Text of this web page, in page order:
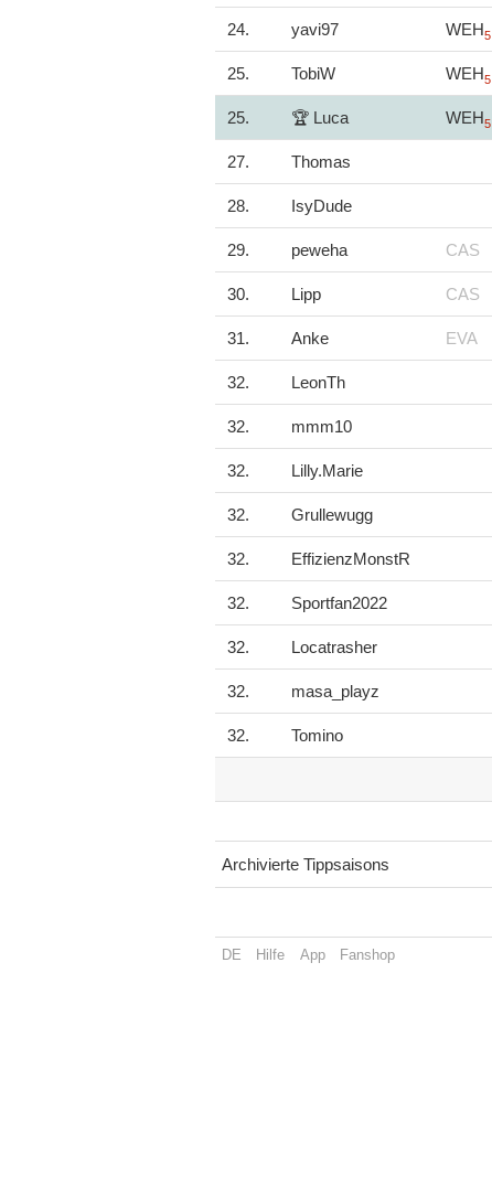
24. yavi97 WEH5
25. TobiW WEH5
25. 🏆 Luca WEH5
27. Thomas
28. IsyDude
29. peweha CAS
30. Lipp CAS
31. Anke EVA
32. LeonTh
32. mmm10
32. Lilly.Marie
32. Grullewugg
32. EffizienzMonstR
32. Sportfan2022
32. Locatrasher
32. masa_playz
32. Tomino
Archivierte Tippsaisons
DE Hilfe App Fanshop